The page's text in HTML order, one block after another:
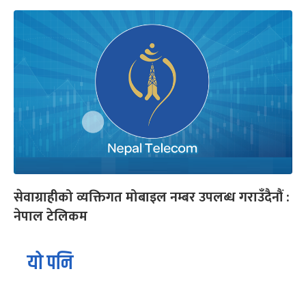
सेवाग्राहीको व्यक्तिगत मोबाइल नम्बर उपलब्ध गराउँदैनौं :
नेपाल टेलिकम
यो पनि